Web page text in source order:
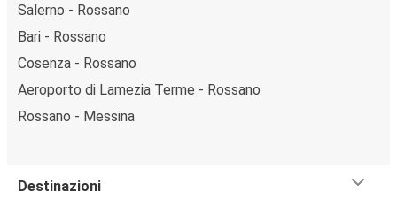
Salerno - Rossano
Bari - Rossano
Cosenza - Rossano
Aeroporto di Lamezia Terme - Rossano
Rossano - Messina
Destinazioni